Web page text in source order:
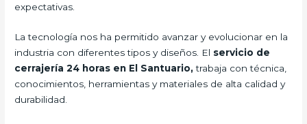
expectativas.
La tecnología nos ha permitido avanzar y evolucionar en la
industria con diferentes tipos y diseños. El servicio de
cerrajería 24 horas en El Santuario,trabaja con técnica,
conocimientos, herramientas y materiales de alta calidad y
durabilidad.